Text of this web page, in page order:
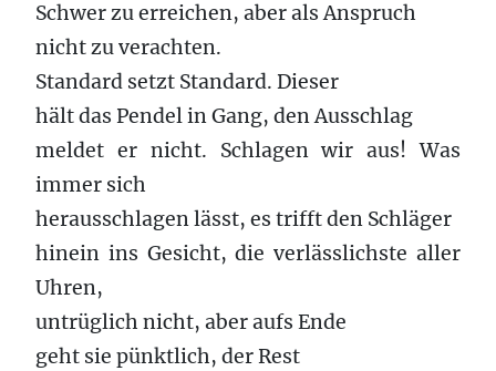
Schwer zu erreichen, aber als Anspruch
nicht zu verachten.
Standard setzt Standard. Dieser
hält das Pendel in Gang, den Ausschlag
meldet er nicht. Schlagen wir aus! Was
immer sich
herausschlagen lässt, es trifft den Schläger
hinein ins Gesicht, die verlässlichste aller
Uhren,
untrüglich nicht, aber aufs Ende
geht sie pünktlich, der Rest